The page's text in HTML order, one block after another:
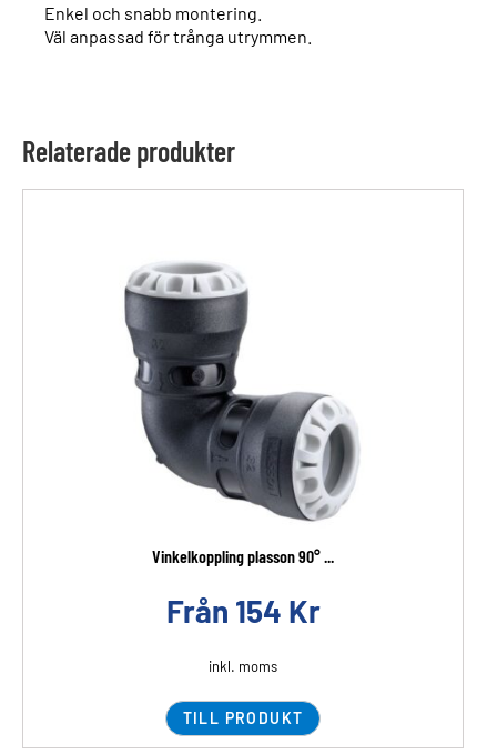
Enkel och snabb montering.
Väl anpassad för trånga utrymmen.
Relaterade produkter
Vinkelkoppling plasson 90° ...
Från 154 Kr
inkl. moms
TILL PRODUKT